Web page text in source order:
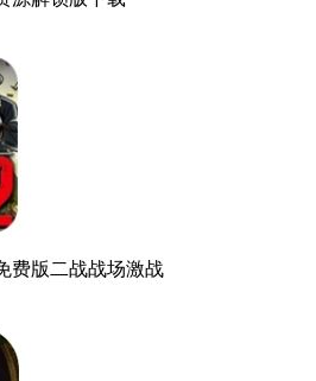
费版二战战场激战